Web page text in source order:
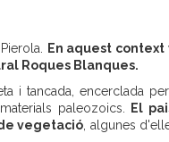
En aquest
Roques Blanques.
i tancada, encerclada
paleozoics.
El
vegetació , algunes